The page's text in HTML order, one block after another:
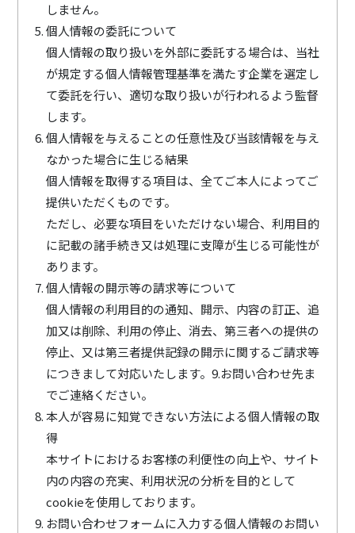
しません。
個人情報の委託について
個⼈情報の取り扱いを外部に委託する場合は、当社
が規定する個⼈情報管理基準を満たす企業を選定し
て委託を⾏い、適切な取り扱いが⾏われるよう監督
します。
個人情報を与えることの任意性及び当該情報を与え
なかった場合に生じる結果
個人情報を取得する項目は、全てご本人によってご
提供いただくものです。
ただし、必要な項目をいただけない場合、利用目的
に記載の諸手続き又は処理に支障が生じる可能性が
あります。
個人情報の開示等の請求等について
個人情報の利用目的の通知、開示、内容の訂正、追
加又は削除、利用の停止、消去、第三者への提供の
停止、又は第三者提供記録の開示に関するご請求等
につきまして対応いたします。9.お問い合わせ先ま
でご連絡ください。
本人が容易に知覚できない方法による個人情報の取
得
本サイトにおけるお客様の利便性の向上や、サイト
内の内容の充実、利用状況の分析を目的として
cookieを使用しております。
お問い合わせフォームに入力する個人情報のお問い